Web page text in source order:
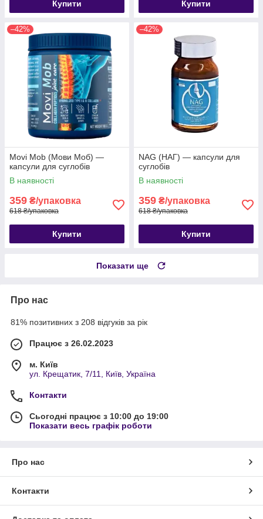
Купити Купити
–42%
Movi Mob (Мови Моб) —
капсули для суглобів
В наявності
359 ₴/упаковка
618 ₴/упаковка
Купити
–42%
NAG (НАГ) — капсули для
суглобів
В наявності
359 ₴/упаковка
618 ₴/упаковка
Купити
Показати ще
Про нас
81% позитивних з 208 відгуків за рік
Працює з 26.02.2023
м. Київ
ул. Крещатик, 7/11, Київ, Україна
Контакти
Сьогодні працює з 10:00 до 19:00
Показати весь графік роботи
Про нас
Контакти